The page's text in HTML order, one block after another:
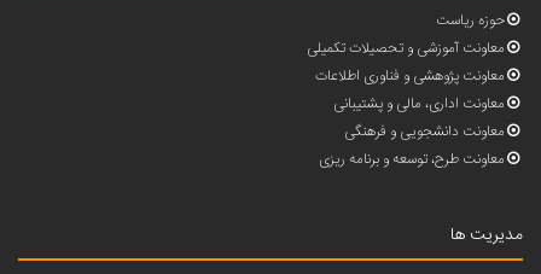
حوزه ریاست
معاونت آموزشی و تحصیلات تکمیلی
معاونت پژوهشی و فناوری اطلاعات
معاونت اداری، مالی و پشتیبانی
معاونت دانشجویی و فرهنگی
معاونت طرح، توسعه و برنامه ریزی
مدیریت ها